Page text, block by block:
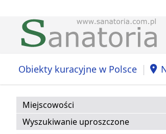
Obiekty kuracyjne w Polsce |
Miejscowości
Wyszukiwanie uproszczone